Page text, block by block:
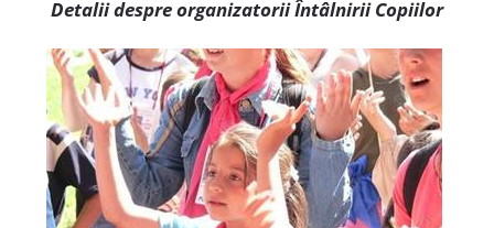
Detalii despre organizatorii Întâlnirii Copiilor